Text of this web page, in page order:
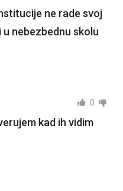
ne rade svoj
nebezbednu skolu
0
kad ih vidim